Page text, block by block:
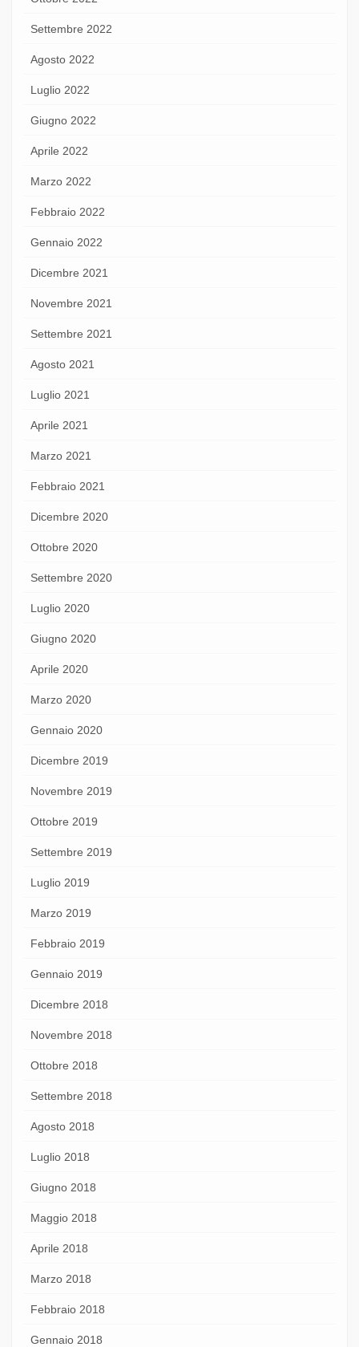
Settembre 2022
Agosto 2022
Luglio 2022
Giugno 2022
Aprile 2022
Marzo 2022
Febbraio 2022
Gennaio 2022
Dicembre 2021
Novembre 2021
Settembre 2021
Agosto 2021
Luglio 2021
Aprile 2021
Marzo 2021
Febbraio 2021
Dicembre 2020
Ottobre 2020
Settembre 2020
Luglio 2020
Giugno 2020
Aprile 2020
Marzo 2020
Gennaio 2020
Dicembre 2019
Novembre 2019
Ottobre 2019
Settembre 2019
Luglio 2019
Marzo 2019
Febbraio 2019
Gennaio 2019
Dicembre 2018
Novembre 2018
Ottobre 2018
Settembre 2018
Agosto 2018
Luglio 2018
Giugno 2018
Maggio 2018
Aprile 2018
Marzo 2018
Febbraio 2018
Gennaio 2018